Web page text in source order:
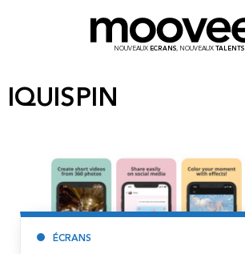
NOUVEAUX ECRANS, NOUVEAUX TALENTS
IQUISPIN
ÉCRANS